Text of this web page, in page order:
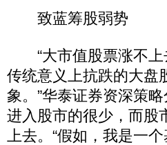
致蓝筹股弱势
“大市值股票涨不上
传统意义上抗跌的大盘
象。”华泰证券资深策
进入股市的很少，而股
上去。“假如，我是一